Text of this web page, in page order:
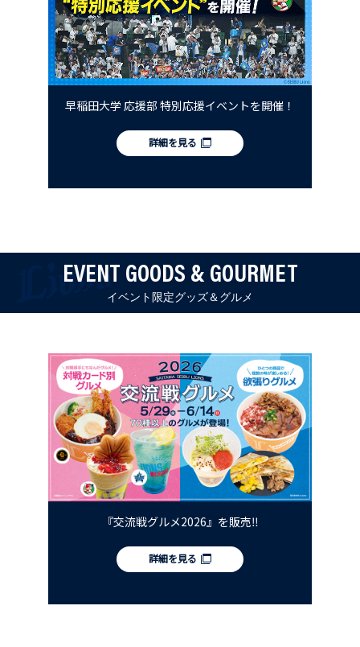
早稲田大学 応援部 特別応援イベントを開催！
詳細を見る
EVENT GOODS & GOURMET
イベント限定グッズ＆グルメ
『交流戦グルメ2026』を販売‼
詳細を見る